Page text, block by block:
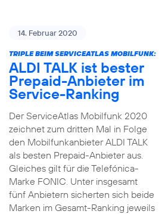
14. Februar 2020
TRIPLE BEIM SERVICEATLAS MOBILFUNK:
ALDI TALK ist bester
Prepaid-Anbieter im
Service-Ranking
Der ServiceAtlas Mobilfunk 2020
zeichnet zum dritten Mal in Folge
den Mobilfunkanbieter ALDI TALK
als besten Prepaid-Anbieter aus.
Gleiches gilt für die Telefónica-
Marke FONIC. Unter insgesamt
fünf Anbietern sicherten sich beide
Marken im Gesamt-Ranking jeweils